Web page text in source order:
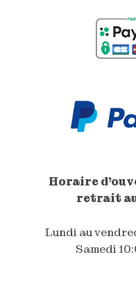
Horaire
retrait
Lundi au
Samedi